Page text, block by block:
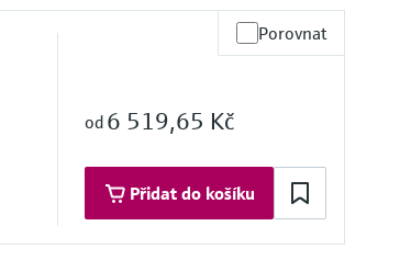
Porovnat
od 6 519,65 Kč
Přidat do košíku